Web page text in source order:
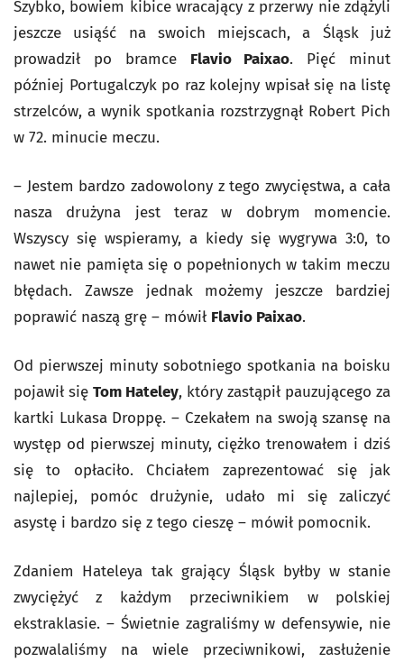
Szybko, bowiem kibice wracający z przerwy nie zdążyli
jeszcze usiąść na swoich miejscach, a Śląsk już
prowadził po bramce Flavio Paixao. Pięć minut
później Portugalczyk po raz kolejny wpisał się na listę
strzelców, a wynik spotkania rozstrzygnął Robert Pich
w 72. minucie meczu.
– Jestem bardzo zadowolony z tego zwycięstwa, a cała
nasza drużyna jest teraz w dobrym momencie.
Wszyscy się wspieramy, a kiedy się wygrywa 3:0, to
nawet nie pamięta się o popełnionych w takim meczu
błędach. Zawsze jednak możemy jeszcze bardziej
poprawić naszą grę – mówił Flavio Paixao.
Od pierwszej minuty sobotniego spotkania na boisku
pojawił się Tom Hateley, który zastąpił pauzującego za
kartki Lukasa Droppę. – Czekałem na swoją szansę na
występ od pierwszej minuty, ciężko trenowałem i dziś
się to opłaciło. Chciałem zaprezentować się jak
najlepiej, pomóc drużynie, udało mi się zaliczyć
asystę i bardzo się z tego cieszę – mówił pomocnik.
Zdaniem Hateleya tak grający Śląsk byłby w stanie
zwyciężyć z każdym przeciwnikiem w polskiej
ekstraklasie. – Świetnie zagraliśmy w defensywie, nie
pozwalaliśmy na wiele przeciwnikowi, zasłużenie